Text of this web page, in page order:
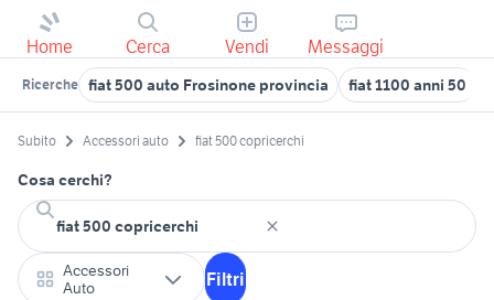
Home Cerca Vendi Messaggi
Ricerche fiat 500 auto Frosinone provincia fiat 1100 anni 50
Subito Accessori auto fiat 500 copricerchi
Cosa cerchi?
Accessori
Auto
Filtri